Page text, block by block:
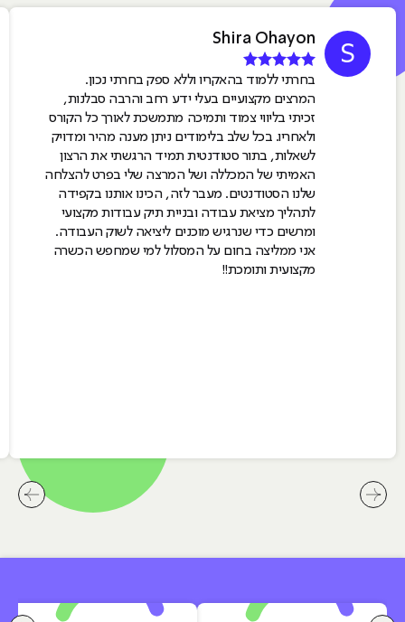
S
Shira Ohayon
בחרתי ללמוד בהאקריו וללא ספק בחרתי נכון.
המרצים מקצועיים בעלי ידע רחב והרבה סבלנות,
זכיתי בליווי צמוד ותמיכה מתמשכת לאורך כל הקורס
ולאחריו. בכל שלב בלימודים ניתן מענה מהיר ומדויק
לשאלות, בתור סטודנטית תמיד הרגשתי את הרצון
האמיתי של המכללה ושל המרצה שלי בפרט להצלחה
שלנו הסטודנטים. מעבר לזה, הכינו אותנו בקפידה
לתהליך מציאת עבודה ובניית תיק עבודות מקצועי
ומרשים כדי שנרגיש מוכנים ליציאה לשוק העבודה.
אני ממליצה בחום על המסלול למי שמחפש הכשרה
מקצועית ותומכת!!
לחץ לחץ לשיקופית קודמת בסליידר המלצות שלנו